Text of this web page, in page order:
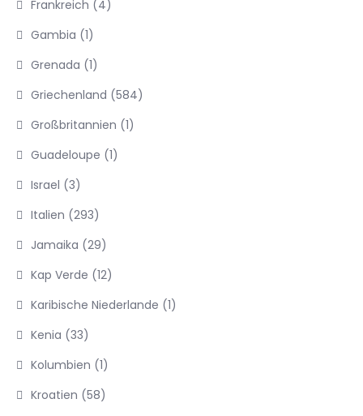
Frankreich (4)
Gambia (1)
Grenada (1)
Griechenland (584)
Großbritannien (1)
Guadeloupe (1)
Israel (3)
Italien (293)
Jamaika (29)
Kap Verde (12)
Karibische Niederlande (1)
Kenia (33)
Kolumbien (1)
Kroatien (58)